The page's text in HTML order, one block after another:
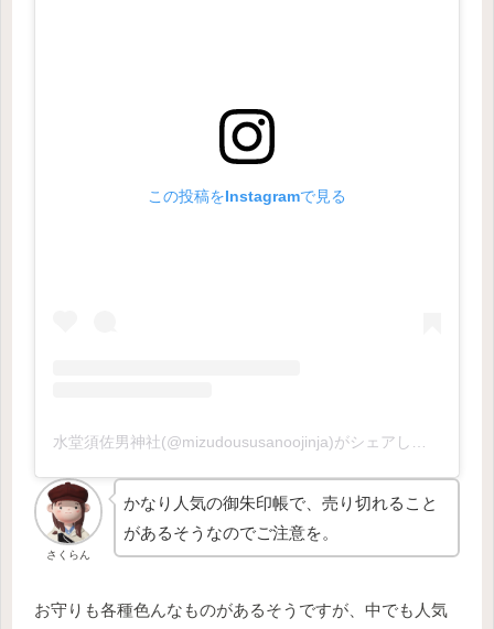
この投稿をInstagramで見る
さくらん
かなり人気の御朱印帳で、売り切れること
があるそうなのでご注意を。
お守りも各種色んなものがあるそうですが、中でも人気